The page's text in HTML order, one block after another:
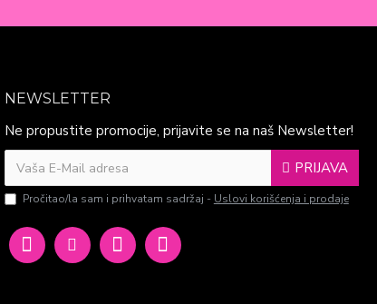
NEWSLETTER
Ne propustite promocije, prijavite se na naš Newsletter!
PRIJAVA
Pročitao/la sam i prihvatam sadržaj - Uslovi korišćenja i prodaje